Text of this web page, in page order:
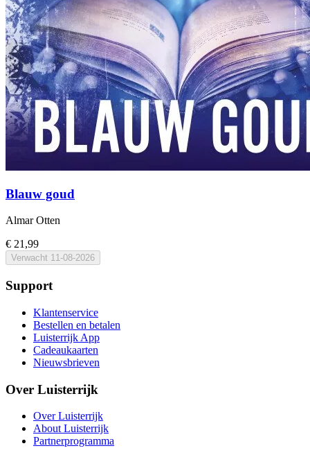
Blauw goud
Almar Otten
€ 21,99
Verwacht 11-08-2026
Support
Klantenservice
Bestellen en betalen
Luisterrijk App
Cadeaukaarten
Nieuwsbrieven
Over Luisterrijk
Over Luisterrijk
About Luisterrijk
Partnerprogramma